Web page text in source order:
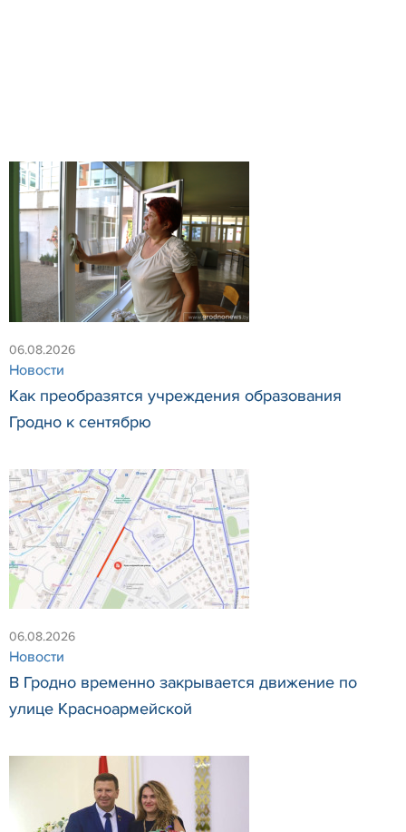
06.08.2026
Новости
Как преобразятся учреждения образования
Гродно к сентябрю
06.08.2026
Новости
В Гродно временно закрывается движение по
улице Красноармейской